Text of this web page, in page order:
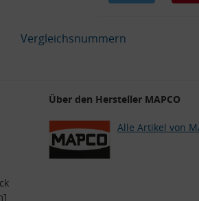
Vergleichsnummern
Über den Hersteller MAPCO
Alle Artikel von